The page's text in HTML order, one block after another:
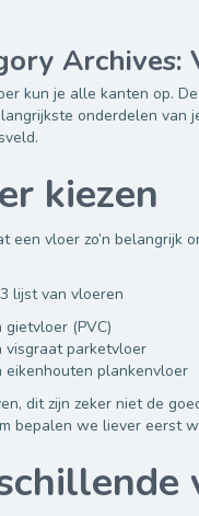
Archives:
kun je alle kanten op.
onderdelen van
kiezen
een vloer zo’n belangrijk
lijst van vloeren
gietvloer (PVC)
visgraat parketvloer
eikenhouten plankenvloer
dit zijn zeker niet de
bepalen we liever eerst